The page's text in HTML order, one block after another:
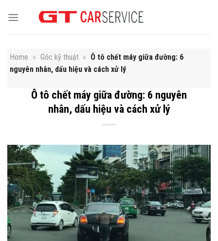
Home » Góc kỹ thuật » Ô tô chết máy giữa đường: 6
nguyên nhân, dấu hiệu và cách xử lý
Ô tô chết máy giữa đường: 6 nguyên
nhân, dấu hiệu và cách xử lý